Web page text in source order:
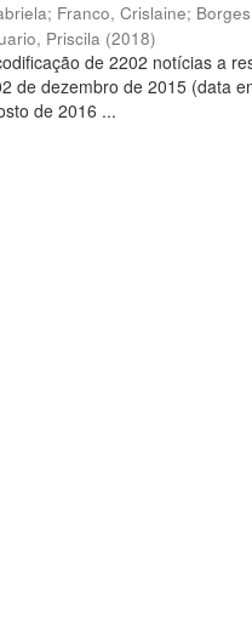
; Franco, Crislaine;
Priscila (2018)
de 2202 notícias a
de dezembro de 2015 (data
de 2016 ...